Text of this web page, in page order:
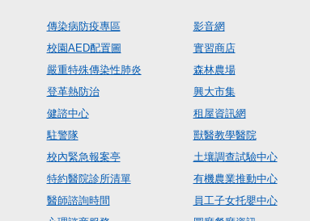
傳染病防疫專區
校園AED配置圖
嚴重特殊傳染性肺炎
登革熱防治
健諮中心
駐警隊
校內緊急報案亭
特約醫院診所清單
醫師諮詢時間
影音網
實習商店
森林農場
興大市集
租屋資訊網
獸醫教學醫院
土壤調查試驗中心
有機農業推動中心
員工子女托嬰中心